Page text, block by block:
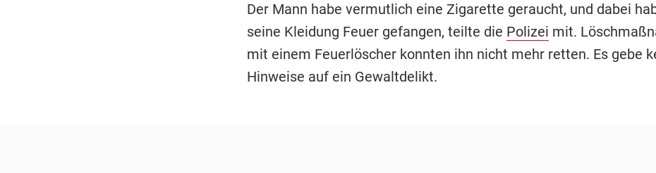
Der Mann habe vermutlich eine Zigarette geraucht, und dabei
seine Kleidung Feuer gefangen, teilte die Polizei mit.
mit einem Feuerlöscher konnten ihn nicht mehr retten. Es gebe
Hinweise auf ein Gewaltdelikt.